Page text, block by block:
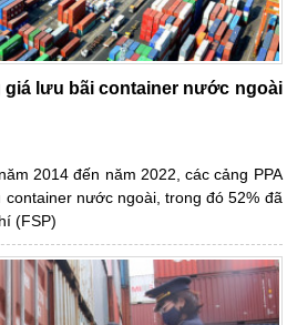
giá lưu bãi container nước ngoài
2014 đến năm 2022, các cảng PPA
nước ngoài, trong đó 52% đã
(FSP)